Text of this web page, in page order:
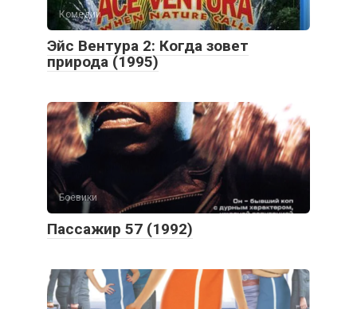
Комедии
Эйс Вентура 2: Когда зовет
природа (1995)
Боевики
Пассажир 57 (1992)